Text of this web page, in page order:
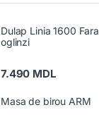
Dulap Linia 1600 Fara
oglinzi
7.490 MDL
Masa de birou ARM